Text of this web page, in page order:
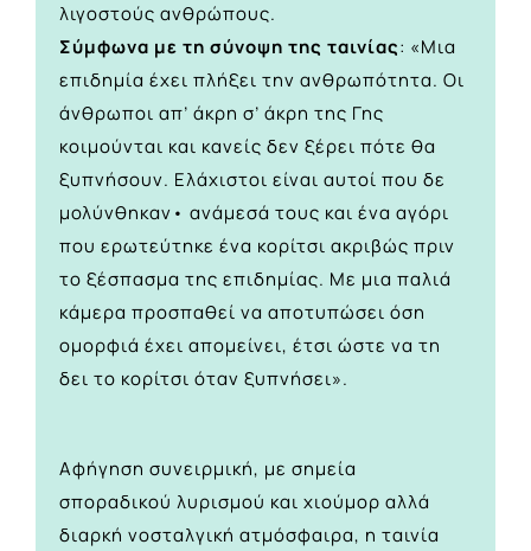
λιγοστούς ανθρώπους.
Σύμφωνα με τη σύνοψη της ταινίας: «Μια
επιδημία έχει πλήξει την ανθρωπότητα. Οι
άνθρωποι απ’ άκρη σ’ άκρη της Γης
κοιμούνται και κανείς δεν ξέρει πότε θα
ξυπνήσουν. Ελάχιστοι είναι αυτοί που δε
μολύνθηκαν• ανάμεσά τους και ένα αγόρι
που ερωτεύτηκε ένα κορίτσι ακριβώς πριν
το ξέσπασμα της επιδημίας. Με μια παλιά
κάμερα προσπαθεί να αποτυπώσει όση
ομορφιά έχει απομείνει, έτσι ώστε να τη
δει το κορίτσι όταν ξυπνήσει».
Αφήγηση συνειρμική, με σημεία
σποραδικού λυρισμού και χιούμορ αλλά
διαρκή νοσταλγική ατμόσφαιρα, η ταινία